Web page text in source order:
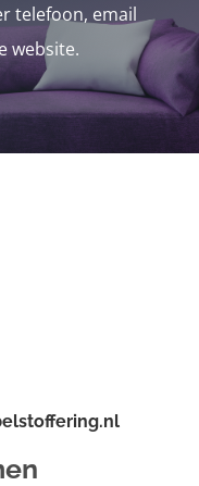
telefoon, email
website.